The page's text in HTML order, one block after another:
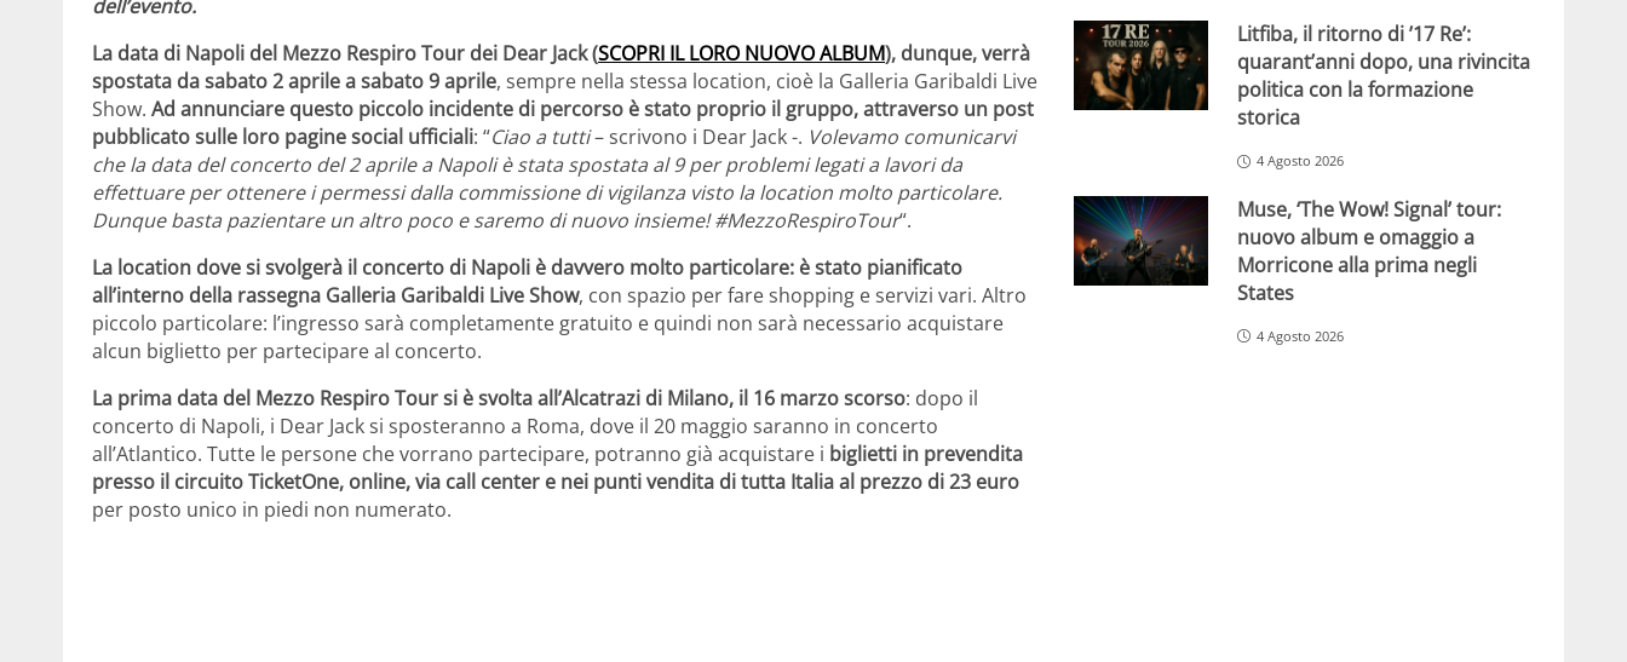
dell’evento.
La data di Napoli del Mezzo Respiro Tour dei Dear Jack (SCOPRI IL LORO NUOVO ALBUM), dunque, verrà
spostata da sabato 2 aprile a sabato 9 aprile, sempre nella stessa location, cioè la Galleria Garibaldi Live
Show. Ad annunciare questo piccolo incidente di percorso è stato proprio il gruppo, attraverso un post
pubblicato sulle loro pagine social ufficiali: “Ciao a tutti– scrivono i Dear Jack -. Volevamo comunicarvi
che la data del concerto del 2 aprile a Napoli è stata spostata al 9 per problemi legati a lavori da
effettuare per ottenere i permessi dalla commissione di vigilanza visto la location molto particolare.
Dunque basta pazientare un altro poco e saremo di nuovo insieme!#MezzoRespiroTour“.
La location dove si svolgerà il concerto di Napoli è davvero molto particolare: è stato pianificato
all’interno della rassegna Galleria Garibaldi Live Show, con spazio per fare shopping e servizi vari. Altro
piccolo particolare: l’ingresso sarà completamente gratuito e quindi non sarà necessario acquistare
alcun biglietto per partecipare al concerto.
La prima data del Mezzo Respiro Tour si è svolta all’Alcatrazi di Milano, il 16 marzo scorso: dopo il
concerto di Napoli, i Dear Jack si sposteranno a Roma, dove il 20 maggio saranno in concerto
all’Atlantico. Tutte le persone che vorrano partecipare, potranno già acquistare i biglietti in prevendita
presso il circuito TicketOne, online, via call center e nei punti vendita di tutta Italia al prezzo di 23 euro
per posto unico in piedi non numerato.
Litfiba, il ritorno di ’17 Re’:
quarant’anni dopo, una rivincita
politica con la formazione
storica
4 Agosto 2026
Muse, ‘The Wow! Signal’ tour:
nuovo album e omaggio a
Morricone alla prima negli
States
4 Agosto 2026